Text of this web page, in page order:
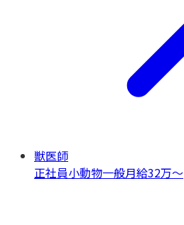
獣医師
正社員小動物一般月給32万〜